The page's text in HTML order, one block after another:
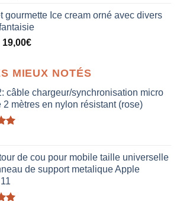
initial
était :
38,00€.
actuel
est :
19,00€.
gourmette Ice cream orné avec divers
Le
était :
38,00€.
19,00€Le
est :
19,00€.
MIEUX NOTÉS
câble chargeur/synchronisation micro
2 mètres en nylon résistant (rose)
de cou pour mobile taille universelle
de support metalique Apple